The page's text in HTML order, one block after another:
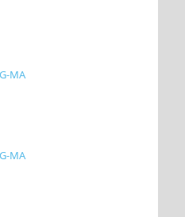
MA
MA